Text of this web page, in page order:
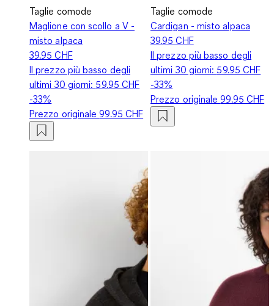
Taglie comode
Maglione con scollo a V -
misto alpaca
39.95 CHF
Il prezzo più basso degli
ultimi 30 giorni: 59.95 CHF
-33%
Prezzo originale99.95 CHF
Taglie comode
Cardigan - misto alpaca
39.95 CHF
Il prezzo più basso degli
ultimi 30 giorni: 59.95 CHF
-33%
Prezzo originale99.95 CHF